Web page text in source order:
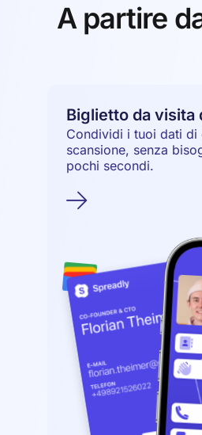
A partire
Biglietto da visita
Condividi i tuoi dati di
scansione, senza
pochi secondi.